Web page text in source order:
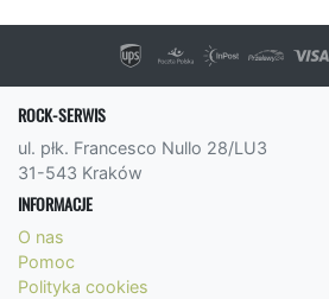
ROCK-SERWIS
ul. płk. Francesco Nullo 28/LU3
31-543 Kraków
INFORMACJE
O nas
Pomoc
Polityka cookies